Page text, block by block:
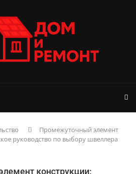
Промежуточный элемент
руководство по выбору швеллера
конструкции: